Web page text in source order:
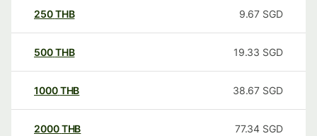
250THB 9.67 SGD
500THB 19.33 SGD
1000THB 38.67 SGD
2000THB 77.34 SGD